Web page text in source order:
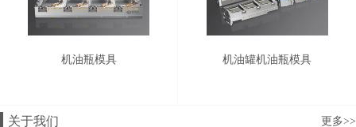
机油瓶模具 机油罐机油瓶模具
关于我们 更多>>